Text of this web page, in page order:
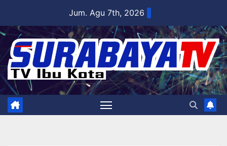
content
Jum. Agu 7th, 2026